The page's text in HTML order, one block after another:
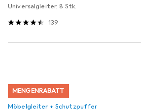
Universalgleiter, 8 Stk.
139
MENGENRABATT
Möbelgleiter + Schutzpuffer